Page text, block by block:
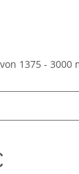
1375 - 3000